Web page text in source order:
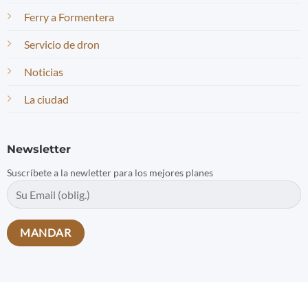
Ferry a Formentera
Servicio de dron
Noticias
La ciudad
Newsletter
Suscríbete a la newletter para los mejores planes